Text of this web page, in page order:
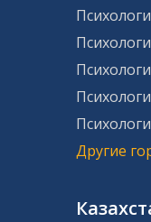
Другие